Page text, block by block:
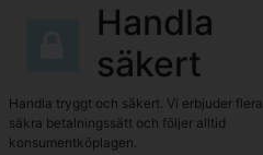
Handla
säkert
Handla tryggt och säkert. Vi erbjuder flera
säkra betalningssätt och följer alltid
konsumentköplagen.